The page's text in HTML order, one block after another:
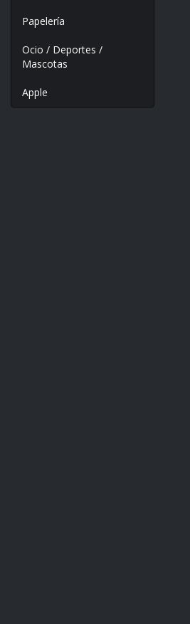
Papelería
Ocio / Deportes /
Mascotas
Apple